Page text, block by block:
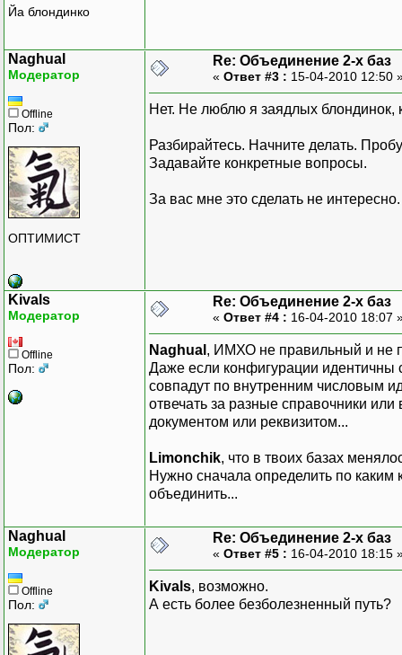
Йа блондинко
Naghual
Модератор
Offline
Пол:
ОПТИМИСТ
Re: Объединение 2-х баз
« Ответ #3 : 15-04-2010 12:50
Нет. Не люблю я заядлых блондинок,
Разбирайтесь. Начните делать.
Задавайте конкретные вопросы.
За вас мне это сделать не интересно.
Kivals
Модератор
Offline
Пол:
Re: Объединение 2-х баз
« Ответ #4 : 16-04-2010 18:07
Naghual , ИМХО не правильный и не
Даже если конфигурации идентичны
совпадут по внутренним числовым
отвечать за разные справочники
документом или реквизитом...
Limonchik, что в твоих базах
Нужно сначала определить по каким
объединить...
Naghual
Модератор
Offline
Пол:
Re: Объединение 2-х баз
« Ответ #5 : 16-04-2010 18:15
Kivals, возможно.
А есть более безболезненный путь?